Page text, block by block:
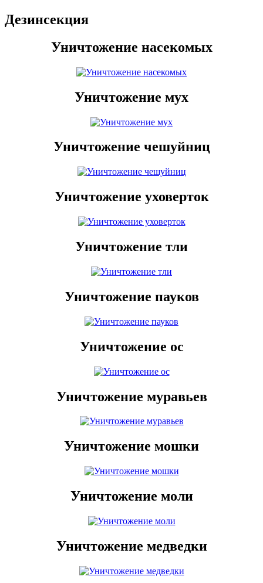
Дезинсекция
Уничтожение насекомых
Уничтожение мух
Уничтожение чешуйниц
Уничтожение уховерток
Уничтожение тли
Уничтожение пауков
Уничтожение ос
Уничтожение муравьев
Уничтожение мошки
Уничтожение моли
Уничтожение медведки